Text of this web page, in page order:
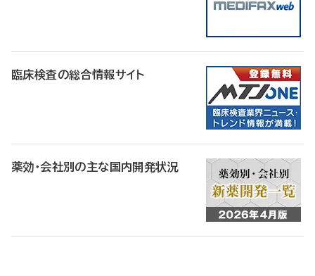
臨床検査の総合情報サイト
薬効・会社別の主な国内開発状況